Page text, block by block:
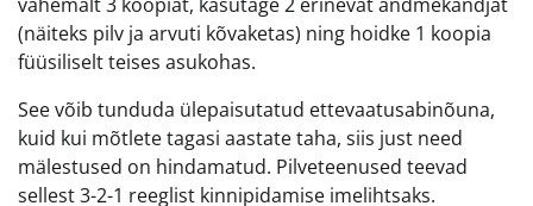
(näiteks pilv ja arvuti kõvaketas) ning hoidke 1 koopia
füüsiliselt teises asukohas.
See võib tunduda ülepaisutatud ettevaatusabinõuna,
kuid kui mõtlete tagasi aastate taha, siis just need
mälestused on hindamatud. Pilveteenused teevad
sellest 3-2-1 reeglist kinnipidamise imelihtsaks.